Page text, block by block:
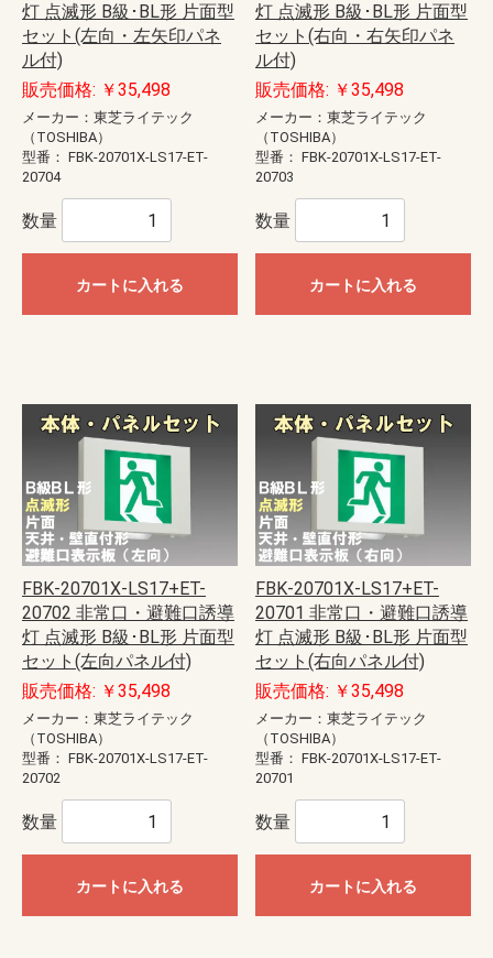
灯 点滅形 B級･BL形 片面型
セット(左向・左矢印パネ
ル付)
販売価格: ￥35,498
メーカー：東芝ライテック
（TOSHIBA）
型番： FBK-20701X-LS17-ET-
20704
数量
カートに入れる
灯 点滅形 B級･BL形 片面型
セット(右向・右矢印パネ
ル付)
販売価格: ￥35,498
メーカー：東芝ライテック
（TOSHIBA）
型番： FBK-20701X-LS17-ET-
20703
数量
カートに入れる
FBK-20701X-LS17+ET-
20702 非常口・避難口誘導
灯 点滅形 B級･BL形 片面型
セット(左向パネル付)
販売価格: ￥35,498
メーカー：東芝ライテック
（TOSHIBA）
型番： FBK-20701X-LS17-ET-
20702
数量
カートに入れる
FBK-20701X-LS17+ET-
20701 非常口・避難口誘導
灯 点滅形 B級･BL形 片面型
セット(右向パネル付)
販売価格: ￥35,498
メーカー：東芝ライテック
（TOSHIBA）
型番： FBK-20701X-LS17-ET-
20701
数量
カートに入れる